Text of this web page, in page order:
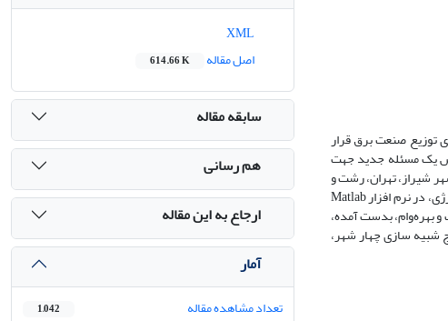
توزیع صنعت برق قرار
یک مسئله جدید جهت
شیراز، تهران، رشت و
تبریز در نرم افزارهای spss ارائه شده است. براین اساس تولید انرژی سیستم برآورد و درآمد حاصل از فروش آن با توجه به نرخ تورم و تعدیل سالیانه قیمت انرژی، در نرم افزار Matlab
بهره‌وام، بدست آمده،
شبیه سازی چهار شهر،
اصل مقاله
614.66 K
سابقه مقاله
هم رسانی
ارجاع به این مقاله
آمار
تعداد مشاهده مقاله 1,042